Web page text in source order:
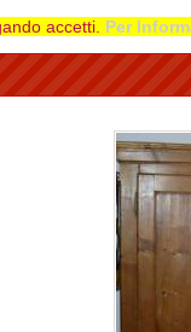
accetti. Per